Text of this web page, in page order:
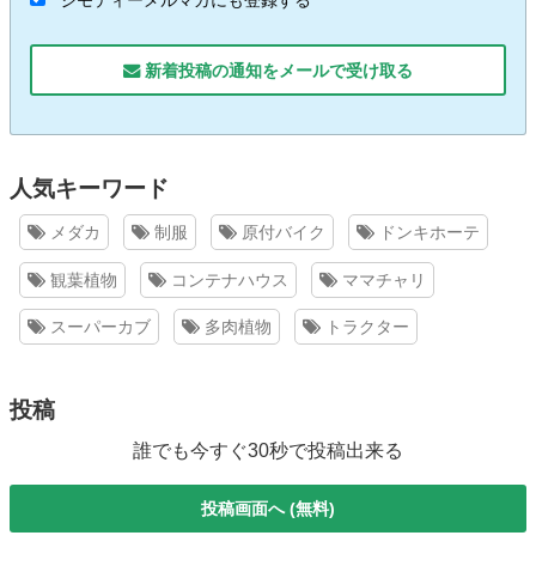
新着投稿の通知をメールで受け取る
人気キーワード
メダカ 制服 原付バイク ドンキホーテ
観葉植物 コンテナハウス ママチャリ
スーパーカブ 多肉植物 トラクター
投稿
誰でも今すぐ30秒で投稿出来る
投稿画面へ (無料)